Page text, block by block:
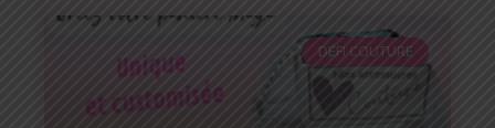
DÉFI COUTURE